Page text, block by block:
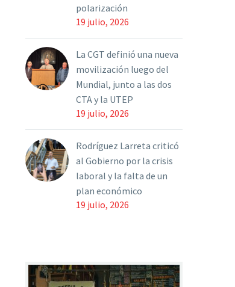
polarización
19 julio, 2026
La CGT definió una nueva
movilización luego del
Mundial, junto a las dos
CTA y la UTEP
19 julio, 2026
Rodríguez Larreta criticó
al Gobierno por la crisis
laboral y la falta de un
plan económico
19 julio, 2026